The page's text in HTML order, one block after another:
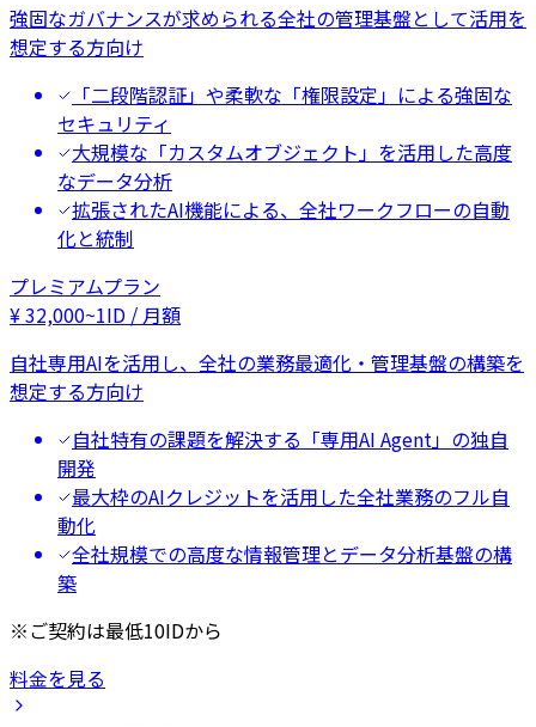
強固なガバナンスが求められる全社の管理基盤として活用を
想定する方向け
「二段階認証」や柔軟な「権限設定」による強固な
セキュリティ
大規模な「カスタムオブジェクト」を活用した高度
なデータ分析
拡張されたAI機能による、全社ワークフローの自動
化と統制
プレミアムプラン
¥32,000~1ID / 月額
自社専用AIを活用し、全社の業務最適化・管理基盤の構築を
想定する方向け
自社特有の課題を解決する「専用AI Agent」の独自
開発
最大枠のAIクレジットを活用した全社業務のフル自
動化
全社規模での高度な情報管理とデータ分析基盤の構
築
※ご契約は最低10IDから
料金を見る